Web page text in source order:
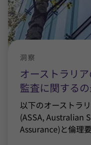
オーストラリ
監査に関する
洞察
以下のオーストラ
(ASSA, Australian
Assurance)と倫理